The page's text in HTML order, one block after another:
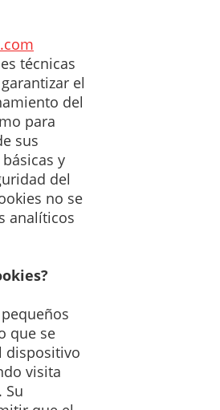
técnicas
el
del
para
sus
y
del
no se
analíticos
que se
dispositivo
visita
Su